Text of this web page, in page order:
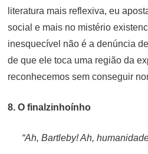
literatura mais reflexiva, eu
social e mais no mistério
inesquecível não é a denúncia
de que ele toca uma região da
reconhecemos sem conseguir
8. O finalzinhoínho
“Ah, Bartleby! Ah,